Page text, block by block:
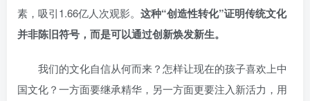
素，吸引1.66亿人次观影。 这种“创造性转化”证明传统文化
并非陈旧符号，而是可以通过创新焕发新生。
我们的文化自信从何而来？怎样让现在的孩子喜欢上中
国文化？一方面要继承精华，另一方面更要注入新活力，用